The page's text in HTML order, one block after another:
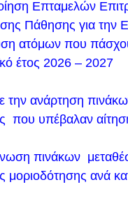
αιτήσεων
του Κρατικού
29-9-2023),
του ΚΠΓ με θέμα «Τι
(ΚΠΓ);»,
μαθητή και
για το Κρατικό
για την απόκτησή του.
Επταμελών
Πάθησης για την
ατόμων που
έτος 2026 – 2027
την ανάρτηση
που υπέβαλαν
πινάκων
μοριοδότησης ανά